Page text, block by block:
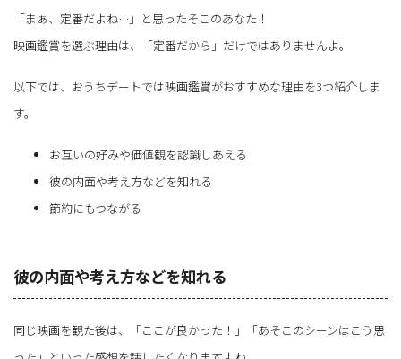
「まぁ、定番だよね…」と思ったそこのあなた！
映画鑑賞を選ぶ理由は、「定番だから」だけではありませんよ。
以下では、おうちデートでは映画鑑賞がおすすめな理由を3つ紹介しま
す。
お互いの好みや価値観を認識しあえる
彼の内面や考え方などを知れる
節約にもつながる
彼の内面や考え方などを知れる
同じ映画を観た後は、「ここが良かった！」「あそこのシーンはこう思